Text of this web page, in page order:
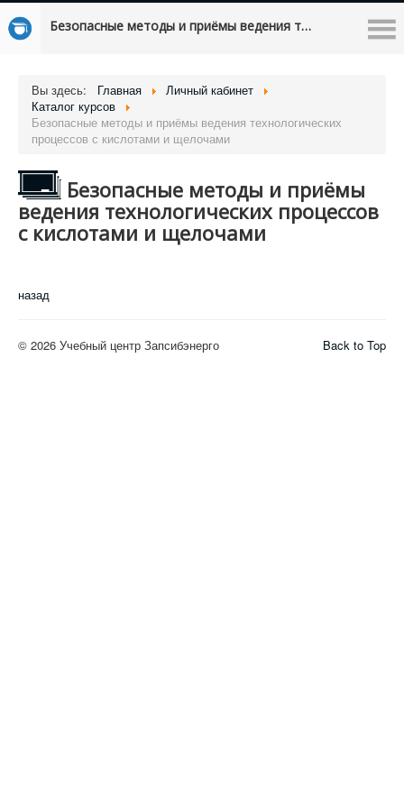
Безопасные методы и приёмы ведения технологических процессов с кислотами и щелочами
Вы здесь: Главная
Личный кабинет
Каталог курсов
Безопасные методы и приёмы ведения технологических
процессов с кислотами и щелочами
Безопасные методы и приёмы
ведения технологических процессов
с кислотами и щелочами
назад
Back to Top
© 2026 Учебный центр Запсибэнерго